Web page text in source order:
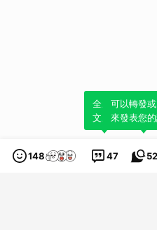
148 47
全新體驗！一
文來輕鬆表達
52
可以轉發
來發表您的